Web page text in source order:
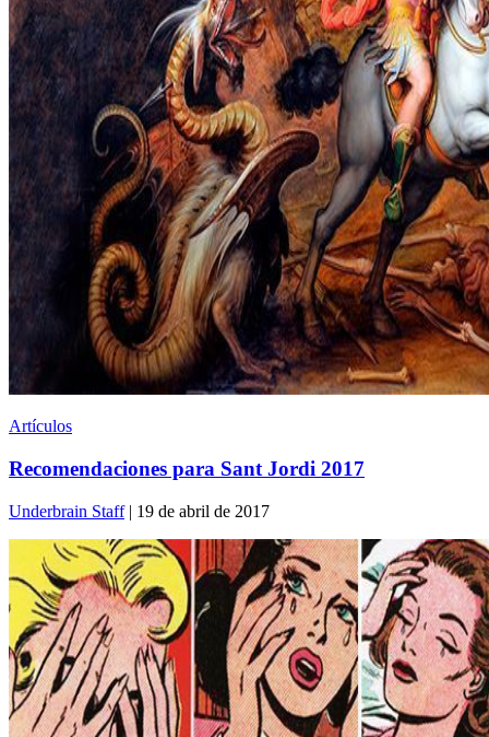
Artículos
Recomendaciones para Sant Jordi 2017
Underbrain Staff| 19 de abril de 2017